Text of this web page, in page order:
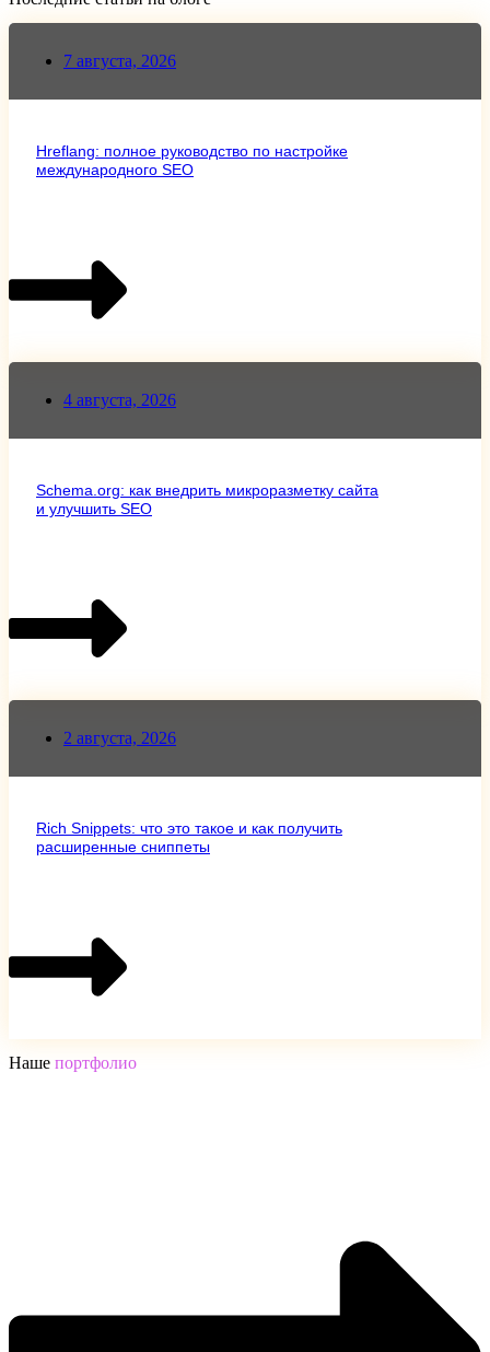
7 августа, 2026
Hreflang: полное руководство по настройке
международного SEO
4 августа, 2026
Schema.org: как внедрить микроразметку сайта
и улучшить SEO
2 августа, 2026
Rich Snippets: что это такое и как получить
расширенные сниппеты
Наше портфолио